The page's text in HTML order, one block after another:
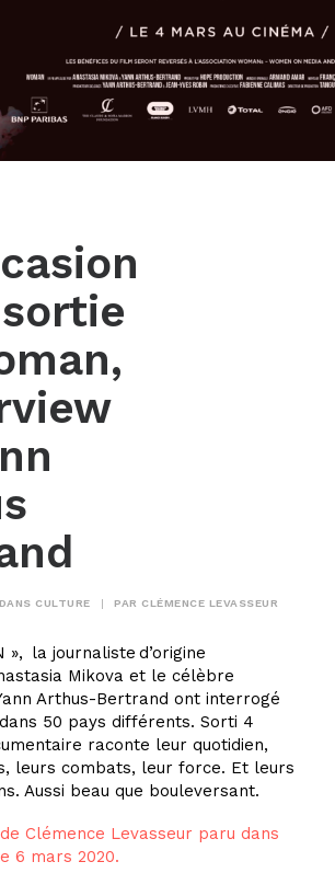
DANS CULTURE | PAR CLÉMENCE LEVASSEUR
», la journaliste d’origine
Mikova et le célèbre
Arthus-Bertrand ont interrogé
50 pays différents. Sorti 4
raconte leur quotidien,
leurs combats, leur force. Et leurs
Aussi beau que bouleversant.
Clémence Levasseur paru dans
6 mars 2020.